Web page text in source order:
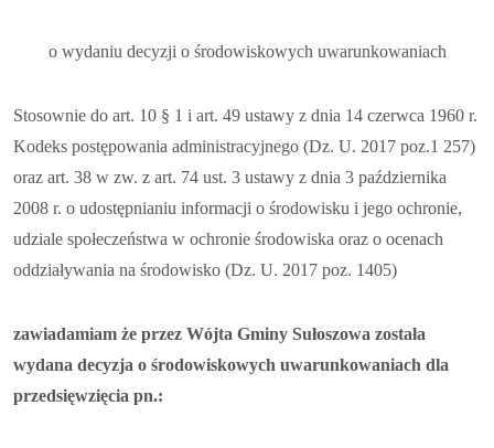
o wydaniu decyzji o środowiskowych uwarunkowaniach
Stosownie do art. 10 § 1 i art. 49 ustawy z dnia 14 czerwca 1960 r.
Kodeks postępowania administracyjnego (Dz. U. 2017 poz.1 257)
oraz art. 38 w zw. z art. 74 ust. 3 ustawy z dnia 3 października
2008 r. o udostępnianiu informacji o środowisku i jego ochronie,
udziale społeczeństwa w ochronie środowiska oraz o ocenach
oddziaływania na środowisko (Dz. U. 2017 poz. 1405)
zawiadamiam że przez Wójta Gminy Sułoszowa została
wydana decyzja o środowiskowych uwarunkowaniach dla
przedsięwzięcia pn.: